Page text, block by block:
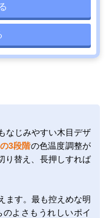
なじみやすい木目デザ
3段階の色温度調整が
り替え、長押しすれば
ます。最も控えめな明
のよさもうれしいポイ